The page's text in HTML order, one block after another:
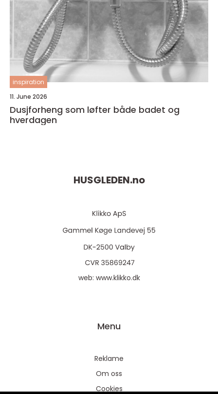
inspiration
11. June 2026
Dusjforheng som løfter både badet og
hverdagen
HUSGLEDEN.no
web: www.klikko.dk
Menu
Reklame
Om oss
Cookies